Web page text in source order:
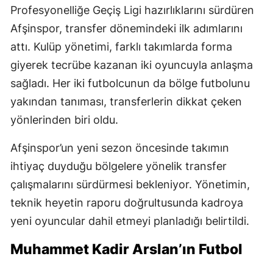
Profesyonelliğe Geçiş Ligi hazırlıklarını sürdüren
Afşinspor, transfer dönemindeki ilk adımlarını
attı. Kulüp yönetimi, farklı takımlarda forma
giyerek tecrübe kazanan iki oyuncuyla anlaşma
sağladı. Her iki futbolcunun da bölge futbolunu
yakından tanıması, transferlerin dikkat çeken
yönlerinden biri oldu.
Afşinspor’un yeni sezon öncesinde takımın
ihtiyaç duyduğu bölgelere yönelik transfer
çalışmalarını sürdürmesi bekleniyor. Yönetimin,
teknik heyetin raporu doğrultusunda kadroya
yeni oyuncular dahil etmeyi planladığı belirtildi.
Muhammet Kadir Arslan’ın Futbol